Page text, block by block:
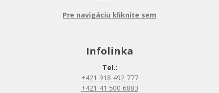
Pre navigáciu kliknite sem
Infolinka
Tel.:
+421 918 492 777
+421 41 500 6883